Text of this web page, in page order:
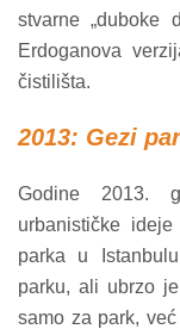
stvarne „duboke
Erdoganova
čistilišta.
2013: Gezi
Godine 2013.
urbanističke
parka u
parku, ali ubrzo
samo za park,